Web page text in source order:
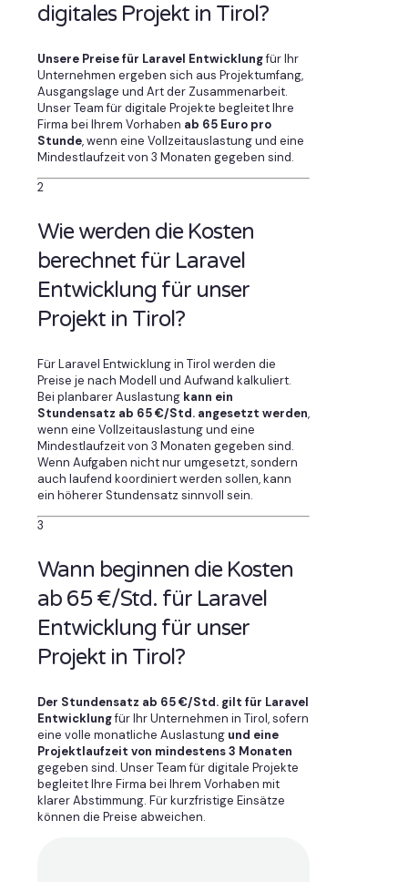
digitales Projekt in Tirol?
Unsere Preise für Laravel Entwicklungfür Ihr
Unternehmen ergeben sich aus Projektumfang,
Ausgangslage und Art der Zusammenarbeit.
Unser Team für digitale Projekte begleitet Ihre
Firma bei Ihrem Vorhaben ab 65 Euro pro
Stunde, wenn eine Vollzeitauslastung und eine
Mindestlaufzeit von 3 Monaten gegeben sind.
2
Wie werden die Kosten
berechnet für Laravel
Entwicklung für unser
Projekt in Tirol?
Für Laravel Entwicklung in Tirol werden die
Preise je nach Modell und Aufwand kalkuliert.
Bei planbarer Auslastung kann ein
Stundensatz ab 65 €/Std. angesetzt werden,
wenn eine Vollzeitauslastung und eine
Mindestlaufzeit von 3 Monaten gegeben sind.
Wenn Aufgaben nicht nur umgesetzt, sondern
auch laufend koordiniert werden sollen, kann
ein höherer Stundensatz sinnvoll sein.
3
Wann beginnen die Kosten
ab 65 €/Std. für Laravel
Entwicklung für unser
Projekt in Tirol?
Der Stundensatz ab 65 €/Std. gilt für Laravel
Entwicklungfür Ihr Unternehmen in Tirol, sofern
eine volle monatliche Auslastung und eine
Projektlaufzeit von mindestens 3 Monaten
gegeben sind. Unser Team für digitale Projekte
begleitet Ihre Firma bei Ihrem Vorhaben mit
klarer Abstimmung. Für kurzfristige Einsätze
können die Preise abweichen.